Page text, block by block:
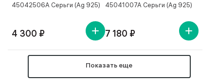
45042506А Серьги (Ag 925)
4 300 ₽
45041007А Серьги (Ag 925)
7 180 ₽
Показать еще